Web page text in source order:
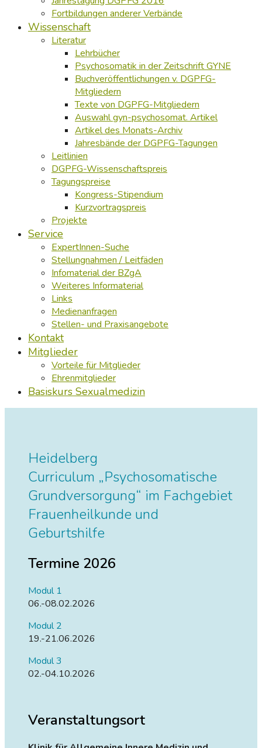
Fortbildungen anderer Verbände
Wissenschaft
Literatur
Lehrbücher
Psychosomatik in der Zeitschrift GYNE
Buchveröffentlichungen v. DGPFG-
Mitgliedern
Texte von DGPFG-Mitgliedern
Auswahl gyn-psychosomat. Artikel
Artikel des Monats-Archiv
Jahresbände der DGPFG-Tagungen
Leitlinien
DGPFG-Wissenschaftspreis
Tagungspreise
Kongress-Stipendium
Kurzvortragspreis
Projekte
Service
ExpertInnen-Suche
Stellungnahmen / Leitfäden
Infomaterial der BZgA
Weiteres Informaterial
Links
Medienanfragen
Stellen- und Praxisangebote
Kontakt
Mitglieder
Vorteile für Mitglieder
Ehrenmitglieder
Basiskurs Sexualmedizin
Heidelberg
Curriculum „Psychosomatische
Grundversorgung“ im Fachgebiet
Frauenheilkunde und
Geburtshilfe
Termine 2026
Modul 1
06.-08.02.2026
Modul 2
19.-21.06.2026
Modul 3
02.-04.10.2026
Veranstaltungsort